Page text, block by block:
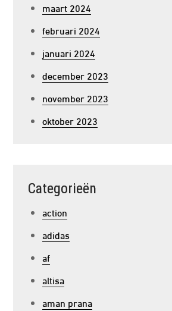
maart 2024
februari 2024
januari 2024
december 2023
november 2023
oktober 2023
Categorieën
action
adidas
af
altisa
aman prana